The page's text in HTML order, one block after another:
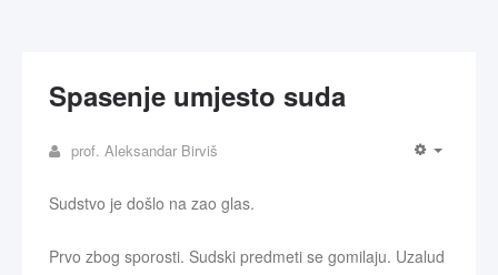
Spasenje umjesto suda
prof. Aleksandar Birviš
Sudstvo je došlo na zao glas.
Prvo zbog sporosti. Sudski predmeti se gomilaju. Uzalud